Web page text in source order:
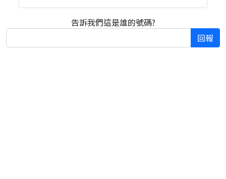
告訴我們這是誰的號碼?
回報